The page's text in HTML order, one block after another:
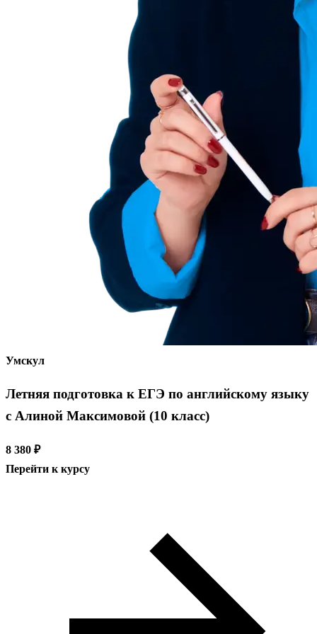
Умскул
Летняя подготовка к ЕГЭ по английскому языку
с Алиной Максимовой (10 класс)
8 380 ₽
Перейти к курсу